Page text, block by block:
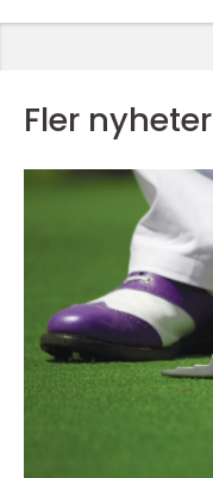
Fler nyheter